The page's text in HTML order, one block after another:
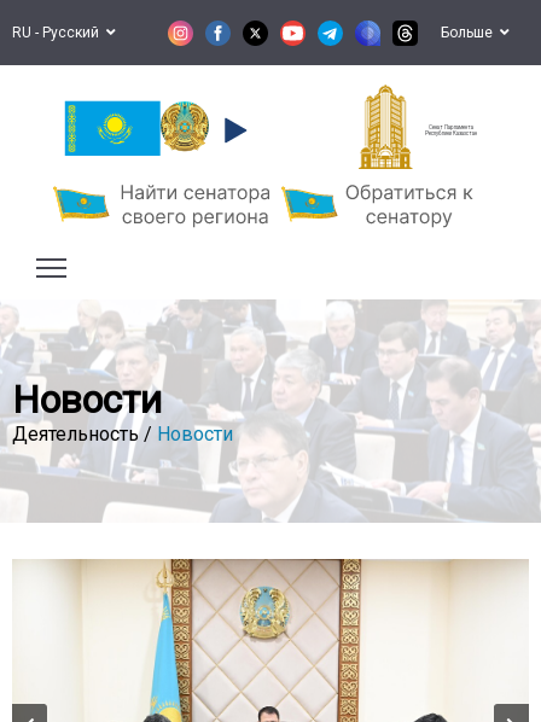
RU - Русский Больше
Сенат Парламента
Республики Казахстан
Новости
Деятельность / Новости